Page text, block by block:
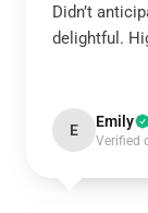
Didn’t
delightful.
E Emily
Verified